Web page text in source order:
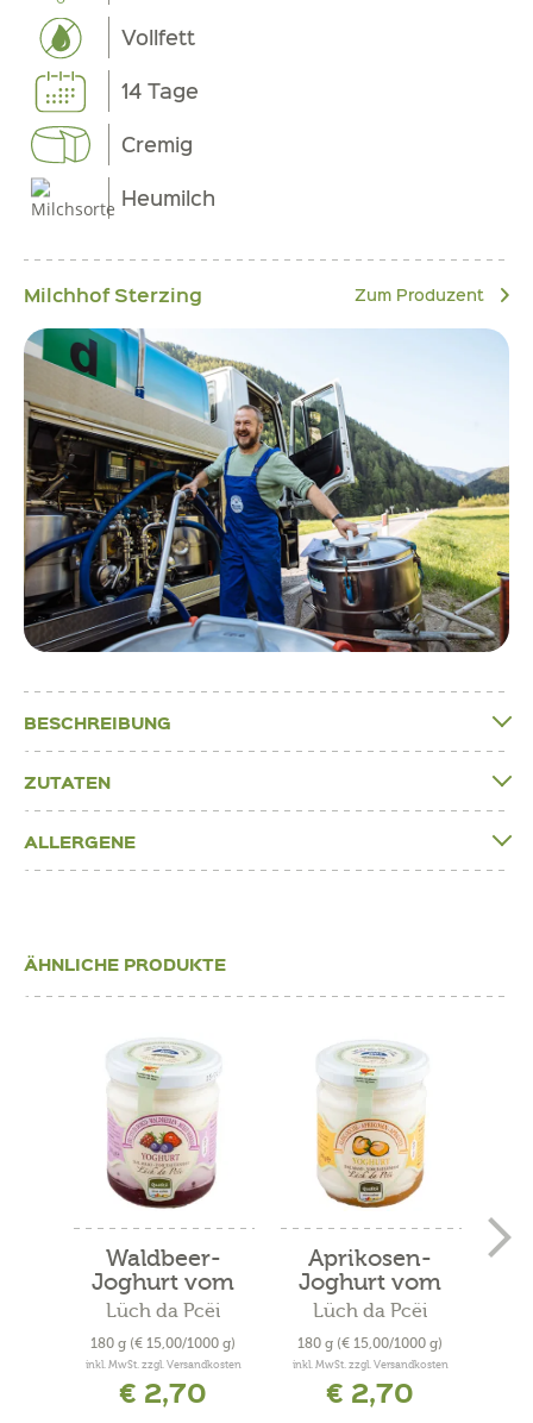
Vollfett
14 Tage
Cremig
Heumilch
Milchhof Sterzing Zum Produzent
BESCHREIBUNG
ZUTATEN
ALLERGENE
ÄHNLICHE PRODUKTE
Waldbeer-
Joghurt vom
Bauernhof
Lüch da Pcëi
180 g (€ 15,00/1000 g)
inkl. MwSt. zzgl. Versandkosten
€ 2,70
Aprikosen-
Joghurt vom
Bauernhof
Lüch da Pcëi
180 g (€ 15,00/1000 g)
inkl. MwSt. zzgl. Versandkosten
€ 2,70